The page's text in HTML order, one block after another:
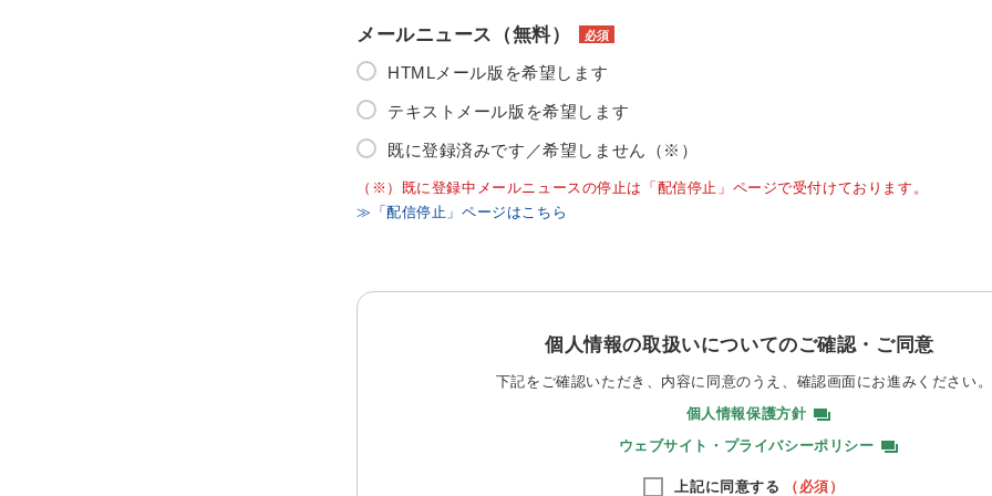
メールニュース（無料） 必須
HTMLメール版を希望します
テキストメール版を希望します
既に登録済みです／希望しません（※）
（※）既に登録中メールニュースの停止は「配信停止」ページで受付けております。
≫「配信停止」ページはこちら
個人情報の取扱いについてのご確認・ご同意
下記をご確認いただき、内容に同意のうえ、 確認画面にお進みください。
個人情報保護方針
ウェブサイト・プライバシーポリシー
上記に同意する （必須）